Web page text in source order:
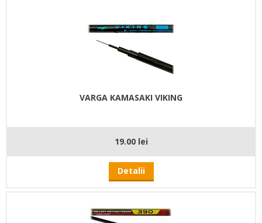
VARGA KAMASAKI VIKING
19.00 lei
Detalii